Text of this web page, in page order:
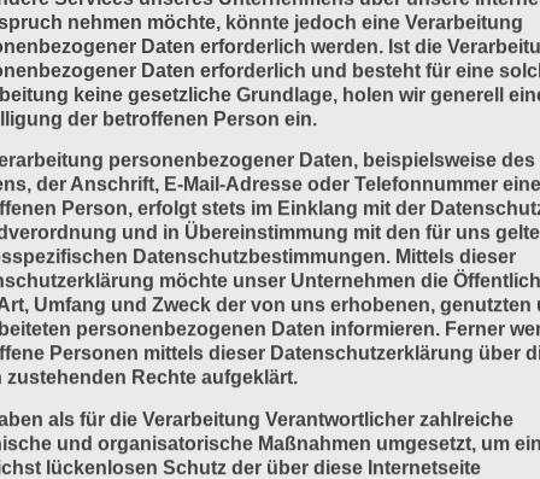
bedeutet: 2 Materialien
durch Kleben verbinden,
Pappe mit Papier oder
mit einem Trägermaterial. Ein
wird kaschiert, wenn es allein
»
Mit Kolbenverdichtern kann man
hohe Drücke erzeugen.
In einem geschlossenen Zylinder
bewegt sich ein Kolben. Beispiel
einen einfachen Kolbenverdichter:
Luftpumpe für das
LESEN »
in
Hilfsstoffe sind bei der
von Kunststoffen sind: :
(Farbstoffe und Pigmente)
Gleitmittel Antistatikmittel
und Lichtschutzmittel
nehmen möchte, könnte jedoch eine Verarbeitung
Daten erforderlich werden. Ist die
Daten erforderlich und besteht für eine
keine gesetzliche Grundlage, holen wir generell
der betroffenen Person ein.
personenbezogener Daten, beispielsweise des
der Anschrift, E-Mail-Adresse oder Telefonnummer
Person, erfolgt stets im Einklang mit der
und in Übereinstimmung mit den für uns
Datenschutzbestimmungen. Mittels dieser
möchte unser Unternehmen die
Umfang und Zweck der von uns erhobenen, genutzten
personenbezogenen Daten informieren. Ferner
Personen mittels dieser Datenschutzerklärung über
zustehenden Rechte aufgeklärt.
als für die Verarbeitung Verantwortlicher zahlreiche
und organisatorische Maßnahmen umgesetzt, um
lückenlosen Schutz der über diese Internetseite